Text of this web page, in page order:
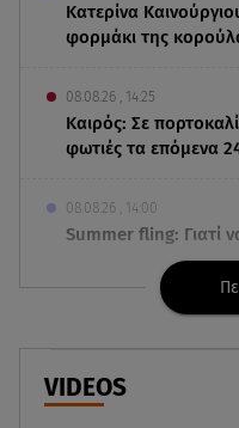
Κατερίνα
φορμάκι της
08.08.26 , 14:25
Καιρός: Σε
φωτιές τα επόμενα
08.08.26 , 14:00
Summer fling: Γιατί
καλοκαιρινό έρωτα
Αθηνά Οικονομάκου:
VIDEOS